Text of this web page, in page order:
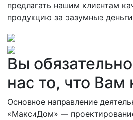
предлагать нашим клиентам
продукцию за разумные
Вы
нас то, что Вам
Основное направление
«МаксиДом» —